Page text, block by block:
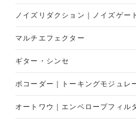
ノイズリダクション｜ノイズゲート
マルチエフェクター
ギター・シンセ
ボコーダー｜トーキングモジュレ
オートワウ｜エンベロープフィル